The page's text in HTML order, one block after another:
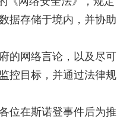
据存储于境内，并协助
的网络言论，以及尽可
控目标，并通过法律规
位在斯诺登事件后为推